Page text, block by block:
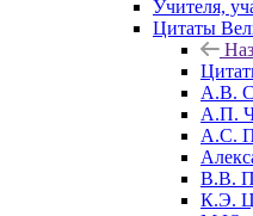
Учителя,
Цитаты
А.В.
А.П.
А.С.
В.В.
К.Э.